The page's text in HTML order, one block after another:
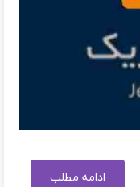
ادامه مطلب